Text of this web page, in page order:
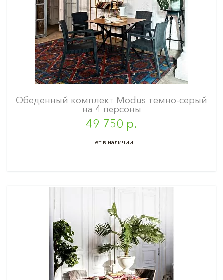
Обеденный комплект Modus темно-серый
на 4 персоны
49 750 р.
Нет в наличии